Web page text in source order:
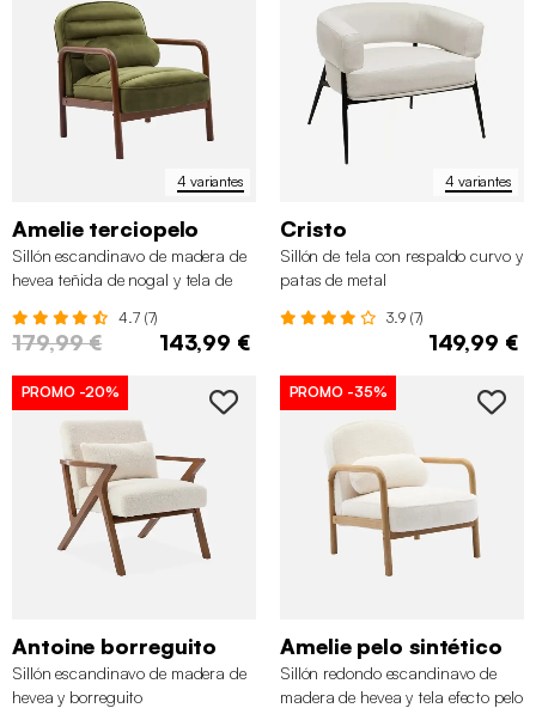
4 variantes
Amelie terciopelo
Sillón escandinavo de madera de
hevea teñida de nogal y tela de
4.7 (7)
179,99 € 143,99 €
4 variantes
Cristo
Sillón de tela con respaldo curvo y
patas de metal
3.9 (7)
149,99 €
PROMO -20%
Antoine borreguito
Sillón escandinavo de madera de
hevea y borreguito
PROMO -35%
Amelie pelo sintético
Sillón redondo escandinavo de
madera de hevea y tela efecto pelo